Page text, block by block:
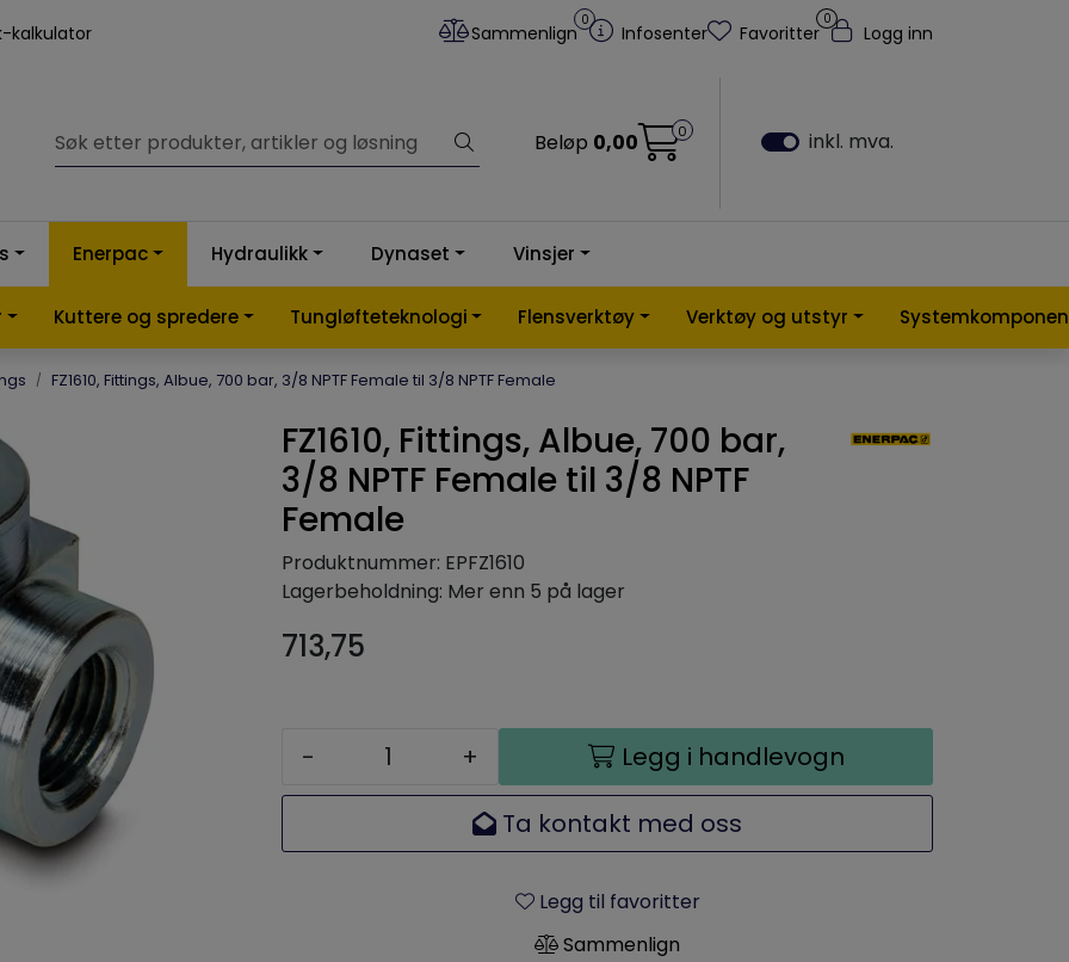
kalkulator Sammenlign
0
Infosenter
0
Favoritter Logg inn
Beløp 0,00 0 inkl. mva.
Enerpac
Kuttere og spredere Tungløfteteknologi Flensverktøy Verktøy og utstyr
Hydraulikk Dynaset Vinsjer
FZ1610, Fittings, Albue, 700 bar, 3/8 NPTF Female til 3/8 NPTF Female
FZ1610, Fittings, Albue, 700 bar,
3/8 NPTF Female til 3/8 NPTF
Female
Produktnummer: EPFZ1610
Lagerbeholdning: Mer enn 5 på lager
713,75
- +
Legg i handlevogn
Ta kontakt med oss
Legg til favoritter
Sammenlign